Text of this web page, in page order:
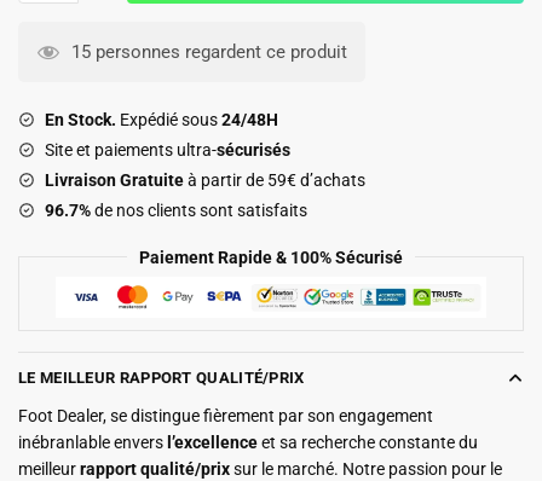
Portsmouth
2025
2026
15 personnes regardent ce produit
En Stock. Expédié sous24/48H
Site et paiements ultra-sécurisés
Livraison Gratuiteà partir de 59€ d’achats
96.7%de nos clients sont satisfaits
Paiement Rapide & 100% Sécurisé
LE MEILLEUR RAPPORT QUALITÉ/PRIX
Foot Dealer, se distingue fièrement par son engagement
inébranlable envers l’excellenceet sa recherche constante du
meilleurrapport qualité/prixsur le marché. Notre passion pour le